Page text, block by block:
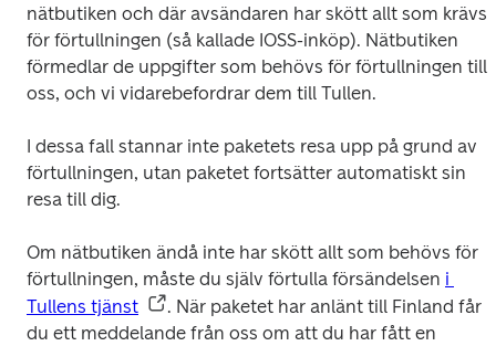
nätbutiken och där avsändaren har skött allt som krävs
för förtullningen (så kallade IOSS-inköp). Nätbutiken
förmedlar de uppgifter som behövs för förtullningen till
oss, och vi vidarebefordrar dem till Tullen.
I dessa fall stannar inte paketets resa upp på grund av
förtullningen, utan paketet fortsätter automatiskt sin
resa till dig.
Om nätbutiken ändå inte har skött allt som behövs för
förtullningen, måste du själv förtulla försändelsen i
Tullens tjänst
. När paketet har anlänt till Finland får
du ett meddelande från oss om att du har fått en